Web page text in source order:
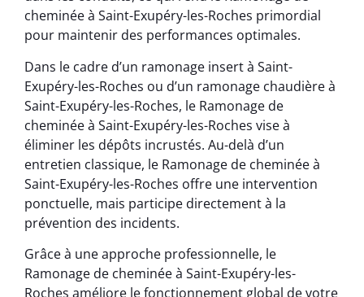
cheminée à Saint-Exupéry-les-Roches primordial
pour maintenir des performances optimales.
Dans le cadre d’un ramonage insert à Saint-
Exupéry-les-Roches ou d’un ramonage chaudière à
Saint-Exupéry-les-Roches, le Ramonage de
cheminée à Saint-Exupéry-les-Roches vise à
éliminer les dépôts incrustés. Au-delà d’un
entretien classique, le Ramonage de cheminée à
Saint-Exupéry-les-Roches offre une intervention
ponctuelle, mais participe directement à la
prévention des incidents.
Grâce à une approche professionnelle, le
Ramonage de cheminée à Saint-Exupéry-les-
Roches améliore le fonctionnement global de votre